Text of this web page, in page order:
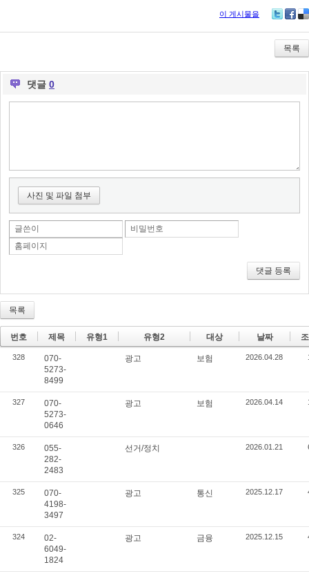
이 게시물을
itte ce
bo
ok
lici
ou
s
목록
댓글 0
사진 및 파일 첨부
글쓴이
비밀번호
홈페이지
댓글 등록
목록
번호 제목 유형1 유형2 대상 날짜
328
070-
5273-
8499
광고 보험 2026.04.28
327
070-
5273-
0646
광고 보험 2026.04.14
326
055-
282-
2483
선거/정치 2026.01.21
325
070-
4198-
3497
광고 통신 2025.12.17
324
02-
6049-
1824
광고 금융 2025.12.15